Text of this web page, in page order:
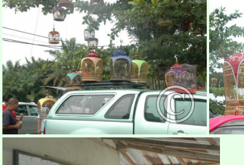
pertandingan-merbuk-shahalam3